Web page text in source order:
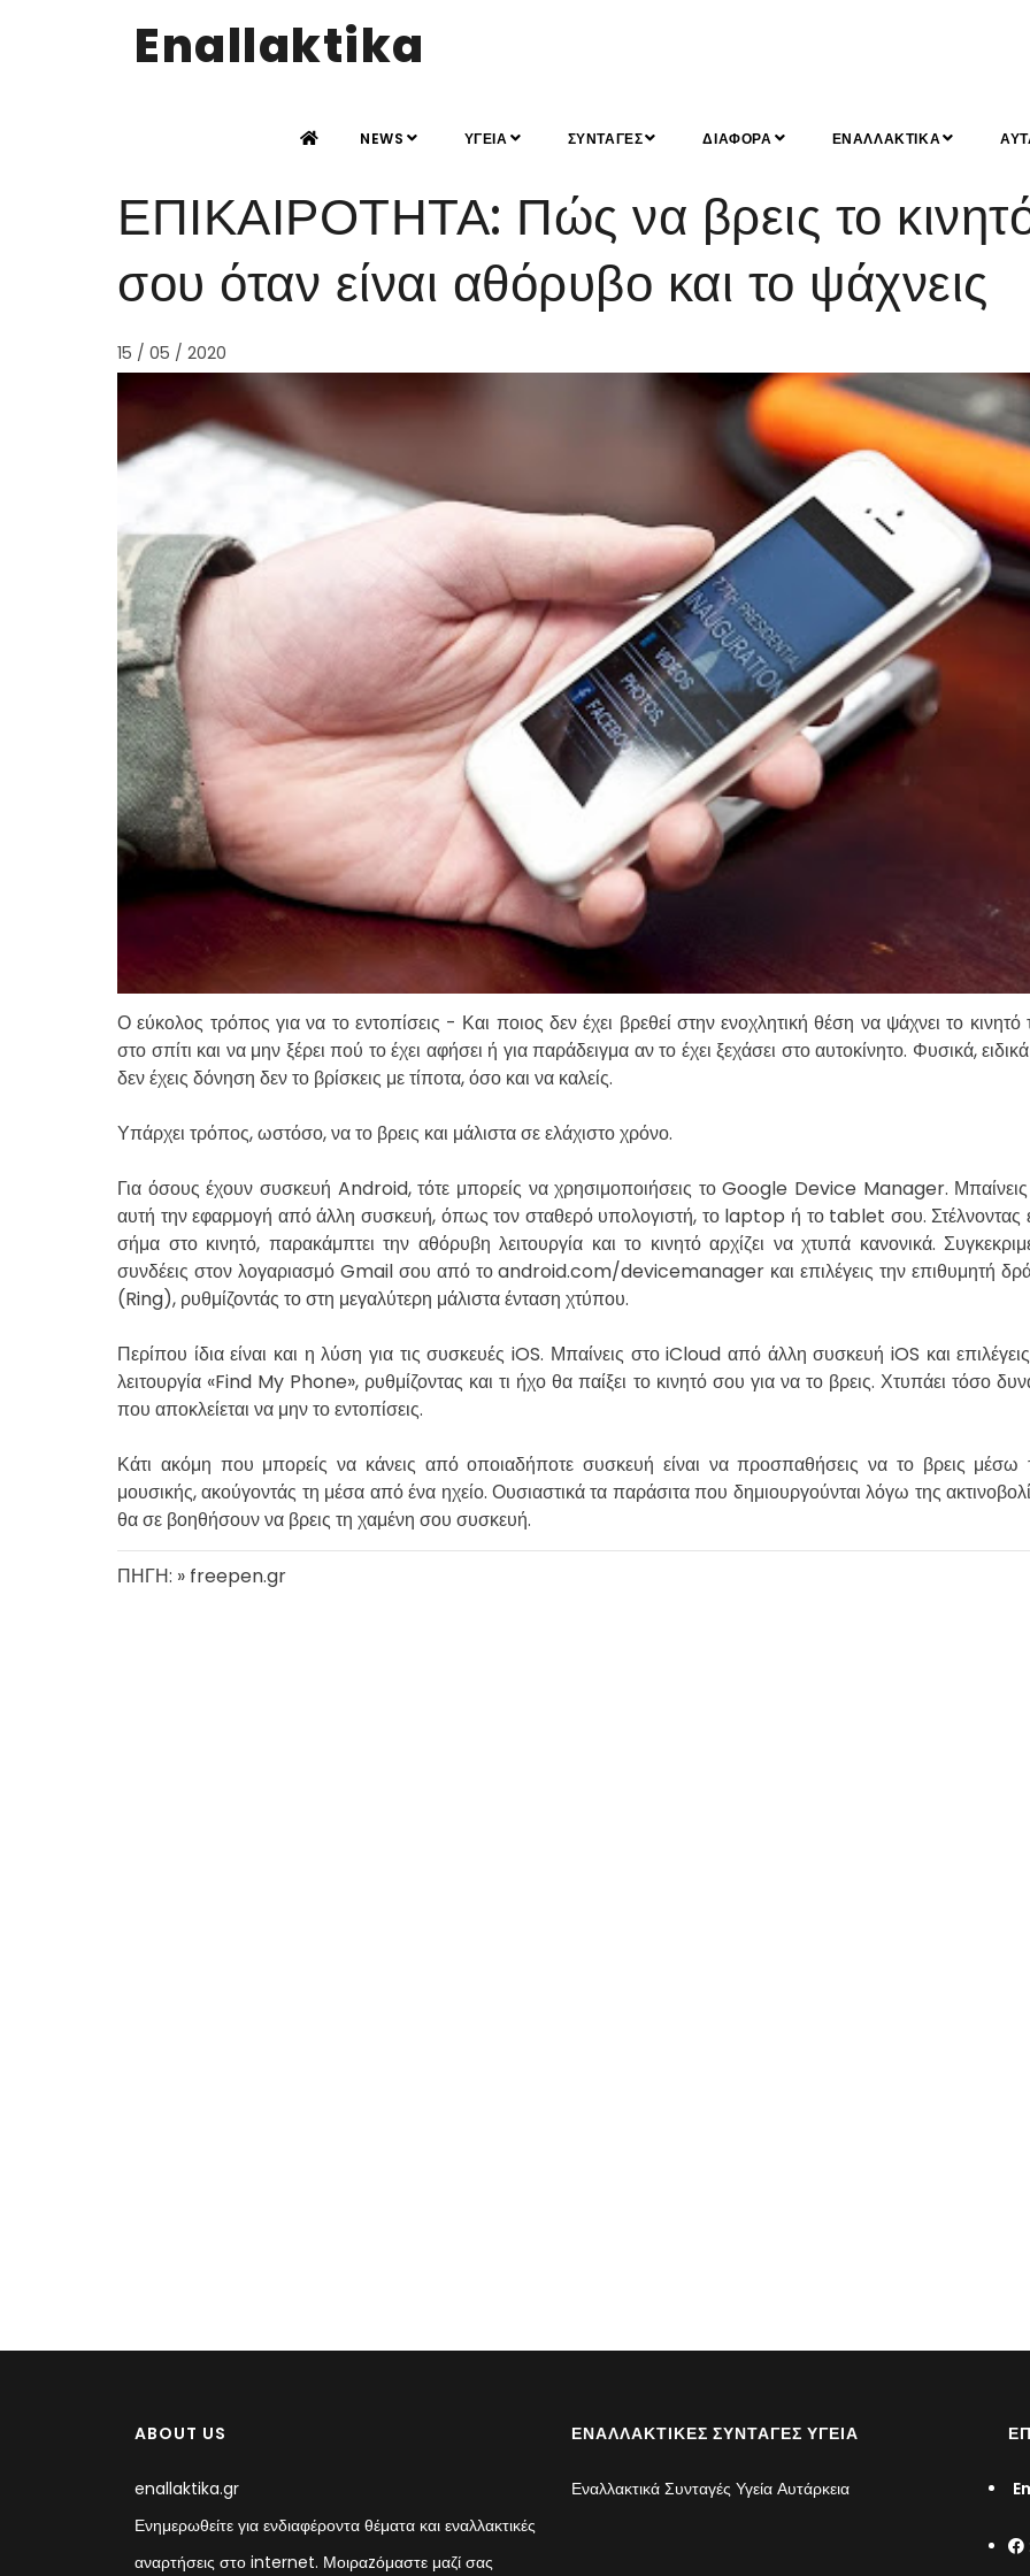
Enallaktika
NEWS ΥΓΕΙΑ ΣΥΝΤΑΓΕΣ ΔΙΑΦΟΡΑ ΕΝΑΛΛΑΚΤΙΚΑ
ΕΠΙΚΑΙΡΟΤΗΤΑ: Πώς να βρεις το
σου όταν είναι αθόρυβο και το ψάχνεις
15 / 05 / 2020
Ο εύκολος τρόπος για να το εντοπίσεις - Και ποιος δεν έχει βρεθεί στην ενοχλητική θέση να ψάχνει το κινητό
στο σπίτι και να μην ξέρει πού το έχει αφήσει ή για παράδειγμα αν το έχει ξεχάσει στο αυτοκίνητο. Φυσικά,
δεν έχεις δόνηση δεν το βρίσκεις με τίποτα, όσο και να καλείς.
Υπάρχει τρόπος, ωστόσο, να το βρεις και μάλιστα σε ελάχιστο χρόνο.
Για όσους έχουν συσκευή Android, τότε μπορείς να χρησιμοποιήσεις το Google Device Manager.
αυτή την εφαρμογή από άλλη συσκευή, όπως τον σταθερό υπολογιστή, το laptop ή το tablet σου. Στέλνοντας
σήμα στο κινητό, παρακάμπτει την αθόρυβη λειτουργία και το κινητό αρχίζει να χτυπά κανονικά.
συνδέεις στον λογαριασμό Gmail σου από το android.com/devicemanager και επιλέγεις την επιθυμητή
(Ring), ρυθμίζοντάς το στη μεγαλύτερη μάλιστα ένταση χτύπου.
Περίπου ίδια είναι και η λύση για τις συσκευές iOS. Μπαίνεις στο iCloud από άλλη συσκευή iOS και
λειτουργία «Find My Phone», ρυθμίζοντας και τι ήχο θα παίξει το κινητό σου για να το βρεις. Χτυπάει τόσο
που αποκλείεται να μην το εντοπίσεις.
Κάτι ακόμη που μπορείς να κάνεις από οποιαδήποτε συσκευή είναι να προσπαθήσεις να το βρεις μέσω
μουσικής, ακούγοντάς τη μέσα από ένα ηχείο. Ουσιαστικά τα παράσιτα που δημιουργούνται λόγω της
θα σε βοηθήσουν να βρεις τη χαμένη σου συσκευή.
ΠΗΓΗ: » freepen.gr
ABOUT US
enallaktika.gr
Ενημερωθείτε για ενδιαφέροντα θέματα και εναλλακτικές
αναρτήσεις στο internet. Μοιραzόμαστε μαζί σας
ΕΝΑΛΛΑΚΤΙΚΈΣ ΣΥΝΤΑΓΈΣ ΥΓΕΊΑ
Εναλλακτικά Συνταγές Υγεία Αυτάρκεια